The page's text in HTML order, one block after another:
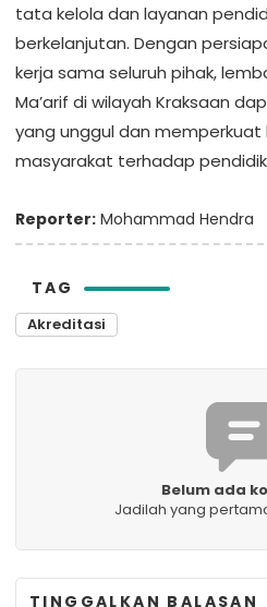
tata kelola dan layanan
berkelanjutan. Dengan
kerja sama seluruh pihak,
Ma’arif di wilayah Kraksaan
yang unggul dan memperkuat
masyarakat terhadap
Reporter: Mohammad Hendra
TAG
Akreditasi
Belum ada
Jadilah yang
TINGGALKAN BALASAN